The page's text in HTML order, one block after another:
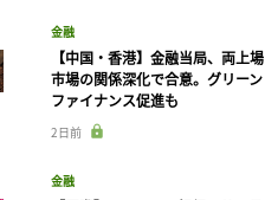
金融
【中国・香港】金融当局、両上場
市場の関係深化で合意。グリーン
ファイナンス促進も
2日前
金融